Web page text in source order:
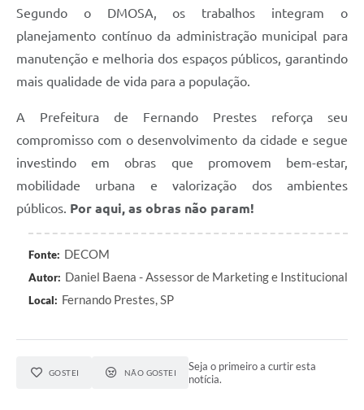
Segundo o DMOSA, os trabalhos integram o
planejamento contínuo da administração municipal para
manutenção e melhoria dos espaços públicos, garantindo
mais qualidade de vida para a população.
A Prefeitura de Fernando Prestes reforça seu
compromisso com o desenvolvimento da cidade e segue
investindo em obras que promovem bem-estar,
mobilidade urbana e valorização dos ambientes
públicos. Por aqui, as obras não param!
Fonte: DECOM
Autor: Daniel Baena - Assessor de Marketing e Institucional
Local: Fernando Prestes, SP
GOSTEI NÃO GOSTEI
Seja o primeiro a curtir esta
notícia.